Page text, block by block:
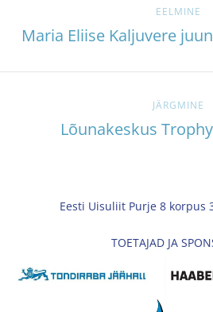
EELMINE
Maria Eliise Kaljuvere
JÄRGMINE
Lõunakeskus
Eesti Uisuliit Purje 8 korpus
TOETAJAD JA